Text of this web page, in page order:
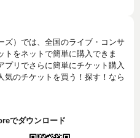
ズ）では、全国のライブ・コンサ
トをネットで簡単に購入できま
プリでさらに簡単にチケット購入
気のチケットを買う！探す！なら
でダウンロード